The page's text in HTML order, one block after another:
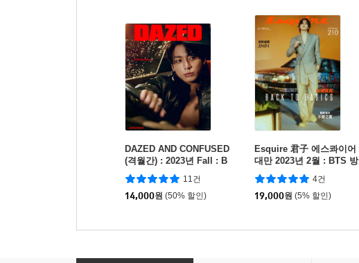
DAZED AND CONFUSED
(격월간) : 2023년 Fall : B
TS 정국 커버
11건
14,000원 (50% 할인)
Esquire 君子 에스콰이어
대만 2023년 2월 : BTS 방
탄소년단 지민 커버
4건
19,000원 (5% 할인)